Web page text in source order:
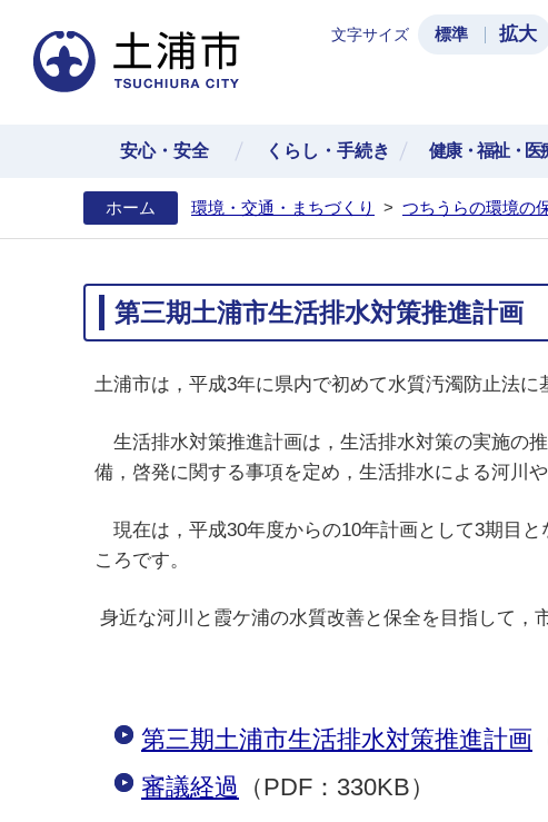
土浦市公式
文字サイズ 標準 拡大
安心・安全 くらし・手続き 健康・福祉・医
ホーム 環境・交通・まちづくり > つちうらの環境の
第三期土浦市生活排水対策推進計画
土浦市は，平成3年に県内で初めて水質汚濁防止法
生活排水対策推進計画は，生活排水対策の実施の
備，啓発に関する事項を定め，生活排水による河川
現在は，平成30年度からの10年計画として3期目
ころです。
身近な河川と霞ケ浦の水質改善と保全を目指して，
第三期土浦市生活排水対策推進計画
審議経過 （PDF：330KB）